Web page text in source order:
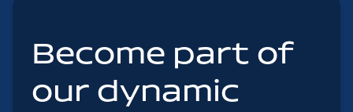
Become part of
our dynamic